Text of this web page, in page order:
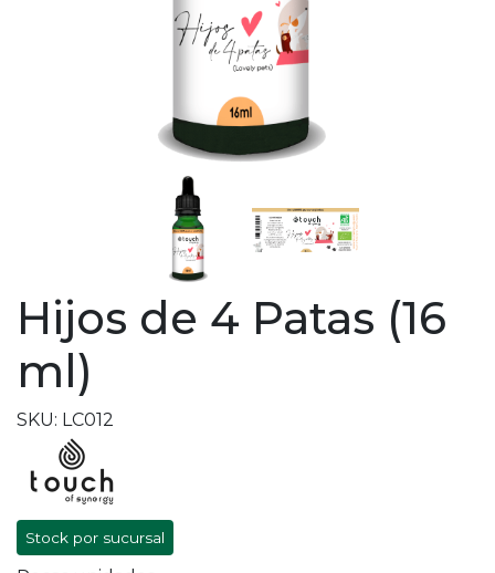
Hijos de 4 Patas (16
ml)
SKU: LC012
Stock por sucursal